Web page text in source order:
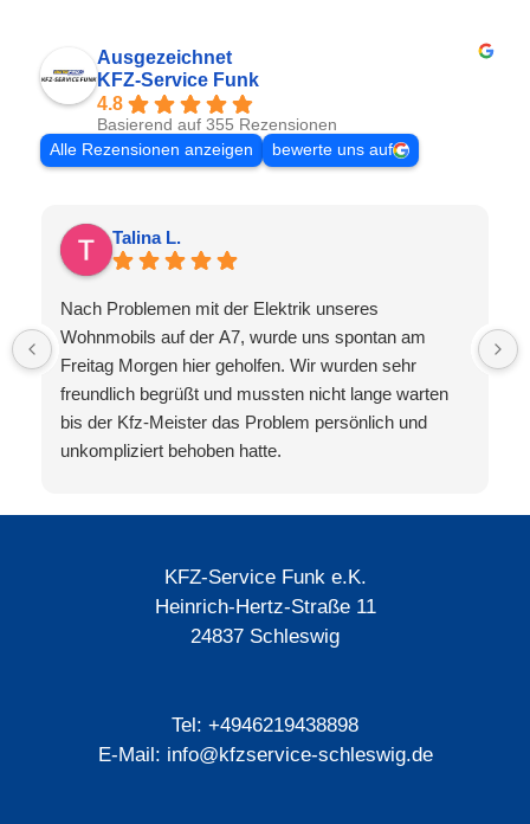
Ausgezeichnet
KFZ-Service Funk
4.8
Basierend auf 355 Rezensionen
Alle Rezensionen anzeigen
bewerte uns auf
Talina L.
Nach Problemen mit der Elektrik unseres
Wohnmobils auf der A7, wurde uns spontan am
Freitag Morgen hier geholfen. Wir wurden sehr
freundlich begrüßt und mussten nicht lange warten
bis der Kfz-Meister das Problem persönlich und
unkompliziert behoben hatte.
KFZ-Service Funk e.K.
Heinrich-Hertz-Straße 11
24837 Schleswig
Tel: +4946219438898
E-Mail: info@kfzservice-schleswig.de